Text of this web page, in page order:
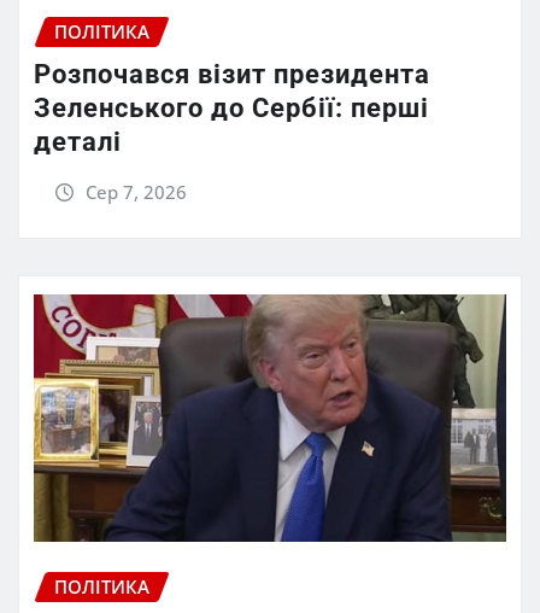
ПОЛІТИКА
Розпочався візит президента
Зеленського до Сербії: перші
деталі
Сер 7, 2026
ПОЛІТИКА